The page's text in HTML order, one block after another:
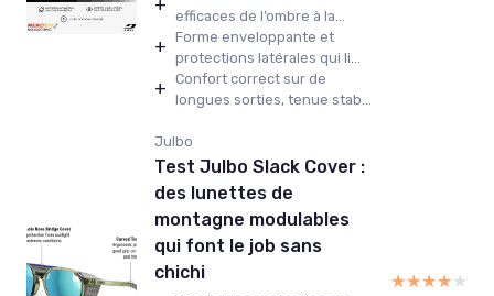
+
efficaces de l’ombre à la...
+ Forme enveloppante et
protections latérales qui li...
+ Confort correct sur de
longues sorties, tenue stab...
Julbo
Test Julbo Slack Cover :
des lunettes de
montagne modulables
qui font le job sans
chichi
★★★★★
★★★★★